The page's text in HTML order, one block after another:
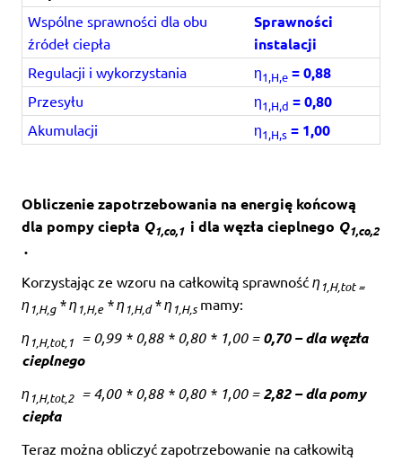
Wspólne sprawności dla obu
źródeł ciepła
Sprawności
instalacji
Regulacji i wykorzystania η1,H,e = 0,88
Przesyłu η1,H,d = 0,80
Akumulacji η1,H,s = 1,00
Obliczenie zapotrzebowania na energię końcową
dla pompy ciepła Q1,co,1 i dla węzła cieplnego Q1,co,2
.
Korzystając ze wzoru na całkowitą sprawność η1,H,tot =
η1,H,g * η1,H,e * η1,H,d* η1,H,smamy:
η1,H,tot,1 = 0,99 * 0,88 * 0,80 * 1,00 =0,70 – dla węzła
cieplnego
η1,H,tot,2 = 4,00 * 0,88 * 0,80 * 1,00 =2,82 – dla pomy
ciepła
Teraz można obliczyć zapotrzebowanie na całkowitą